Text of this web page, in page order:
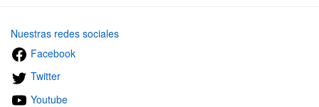
Nuestras redes sociales
Facebook
Twitter
Youtube